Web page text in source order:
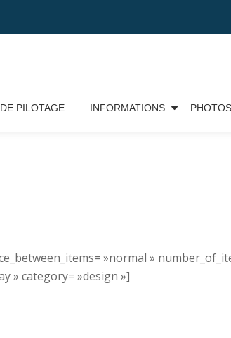
PILOTAGE INFORMATIONS PHOTOS
»normal »
» category= »design »]